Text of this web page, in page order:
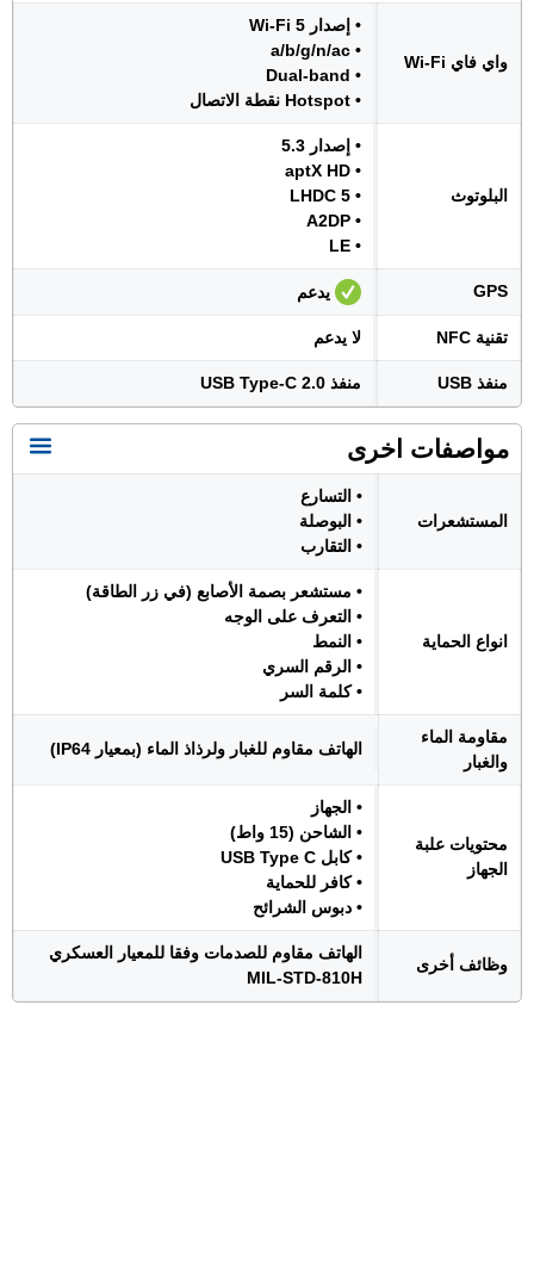
واي فاي Wi-Fi
• إصدار Wi-Fi 5
• a/b/g/n/ac
• Dual-band
• Hotspot نقطة الاتصال
البلوتوث
• إصدار 5.3
• aptX HD
• LHDC 5
• A2DP
• LE
GPS يدعم
تقنية NFC لا يدعم
منفذ USB منفذ USB Type-C 2.0
مواصفات اخرى
المستشعرات
• التسارع
• البوصلة
• التقارب
انواع الحماية
• مستشعر بصمة الأصابع (في زر الطاقة)
• التعرف على الوجه
• النمط
• الرقم السري
• كلمة السر
مقاومة الماء
والغبار
الهاتف مقاوم للغبار ولرذاذ الماء (بمعيار IP64)
محتويات علبة
الجهاز
• الجهاز
• الشاحن (15 واط)
• كابل USB Type C
• كافر للحماية
• دبوس الشرائح
وظائف أخرى
الهاتف مقاوم للصدمات وفقا للمعيار العسكري
MIL-STD-810H